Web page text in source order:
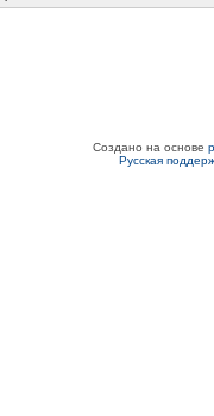
Создано на основе
Русская